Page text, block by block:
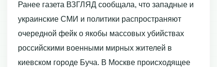
Ранее газета ВЗГЛЯД сообщала, что западные и
украинские СМИ и политики распространяют
очередной фейк о якобы массовых убийствах
российскими военными мирных жителей в
киевском городе Буча. В Москве происходящее